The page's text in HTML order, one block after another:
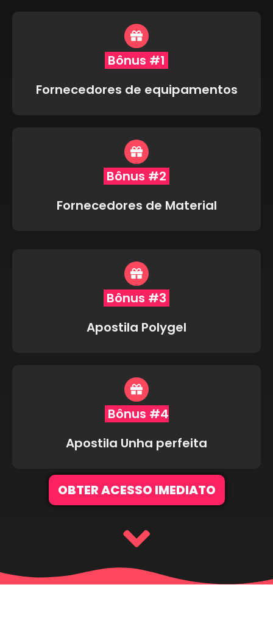
Bônus #1
Fornecedores de equipamentos
Bônus #2
Fornecedores de Material
Bônus #3
Apostila Polygel
Bônus #4
Apostila Unha perfeita
OBTER ACESSO IMEDIATO